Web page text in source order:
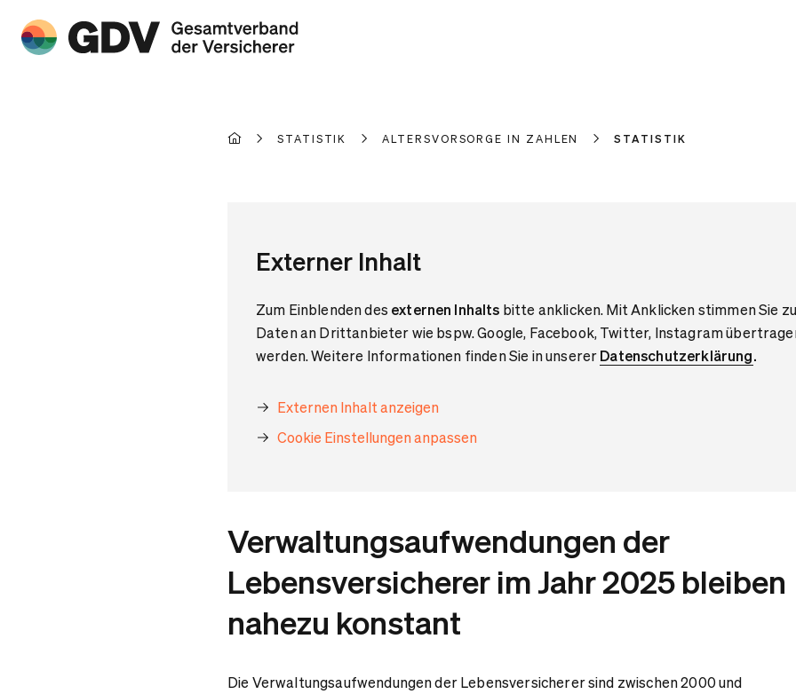
STATISTIK ALTERSVORSORGE IN ZAHLEN STATISTIK
Externer Inhalt
Zum Einblenden des externen Inhalts bitte anklicken. Mit Anklicken stimmen Sie
Daten an Drittanbieter wie bspw. Google, Facebook, Twitter, Instagram
werden. Weitere Informationen finden Sie in unsererDatenschutzerklärung.
Externen Inhalt anzeigen
Cookie Einstellungen anpassen
Verwaltungsaufwendungen der
Lebensversicherer im Jahr 2025 bleiben
nahezu konstant
Die Verwaltungsaufwendungen der Lebensversicherer sind zwischen 2000 und